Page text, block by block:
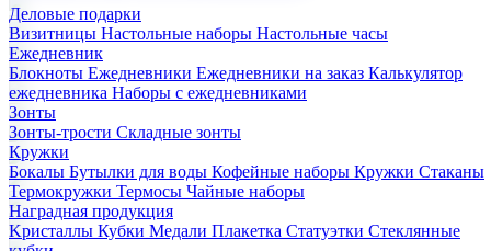
Деловые подарки
Визитницы Настольные наборы Настольные часы
Ежедневник
Блокноты Ежедневники Ежедневники на заказ Калькулятор
ежедневника Наборы с ежедневниками
Зонты
Зонты-трости Складные зонты
Кружки
Бокалы Бутылки для воды Кофейные наборы Кружки Стаканы
Термокружки Термосы Чайные наборы
Наградная продукция
Kристаллы Кубки Медали Плакетка Статуэтки Стеклянные